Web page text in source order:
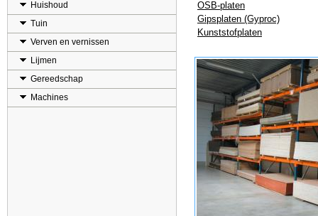
Huishoud
Tuin
Verven en vernissen
Lijmen
Gereedschap
Machines
OSB-platen
Gipsplaten (Gyproc)
Kunststofplaten